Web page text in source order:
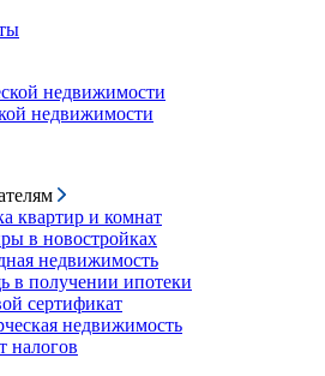
недвижимости
недвижимости
квартир и комнат
в новостройках
недвижимость
в получении ипотеки
сертификат
недвижимость
налогов